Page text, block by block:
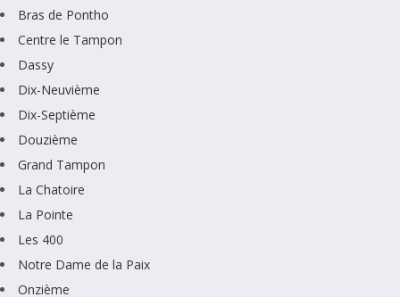
Bras de Pontho
Centre le Tampon
Dassy
Dix-Neuvième
Dix-Septième
Douzième
Grand Tampon
La Chatoire
La Pointe
Les 400
Notre Dame de la Paix
Onzième